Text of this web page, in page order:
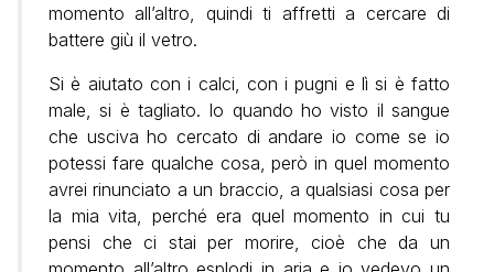
momento all’altro, quindi ti affretti a cercare di
battere giù il vetro.
Si è aiutato con i calci, con i pugni e lì si è fatto
male, si è tagliato. Io quando ho visto il sangue
che usciva ho cercato di andare io come se io
potessi fare qualche cosa, però in quel momento
avrei rinunciato a un braccio, a qualsiasi cosa per
la mia vita, perché era quel momento in cui tu
pensi che ci stai per morire, cioè che da un